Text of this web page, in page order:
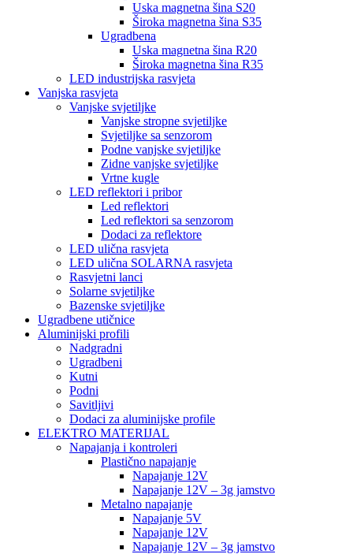
Uska magnetna šina S20
Široka magnetna šina S35
Ugradbena
Uska magnetna šina R20
Široka magnetna šina R35
LED industrijska rasvjeta
Vanjska rasvjeta
Vanjske svjetiljke
Vanjske stropne svjetiljke
Svjetiljke sa senzorom
Podne vanjske svjetiljke
Zidne vanjske svjetiljke
Vrtne kugle
LED reflektori i pribor
Led reflektori
Led reflektori sa senzorom
Dodaci za reflektore
LED ulična rasvjeta
LED ulična SOLARNA rasvjeta
Rasvjetni lanci
Solarne svjetiljke
Bazenske svjetiljke
Ugradbene utičnice
Aluminijski profili
Nadgradni
Ugradbeni
Kutni
Podni
Savitljivi
Dodaci za aluminijske profile
ELEKTRO MATERIJAL
Napajanja i kontroleri
Plastično napajanje
Napajanje 12V
Napajanje 12V – 3g jamstvo
Metalno napajanje
Napajanje 5V
Napajanje 12V
Napajanje 12V – 3g jamstvo